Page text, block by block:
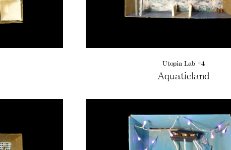
Utopia Lab' #4
Aquaticland